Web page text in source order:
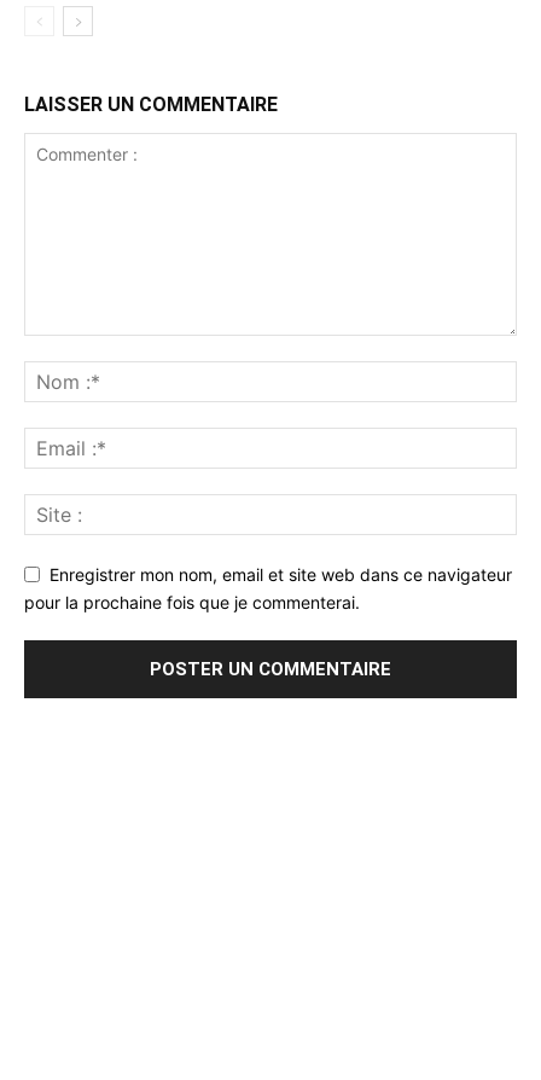
LAISSER UN COMMENTAIRE
Enregistrer mon nom, email et site web dans ce navigateur
pour la prochaine fois que je commenterai.